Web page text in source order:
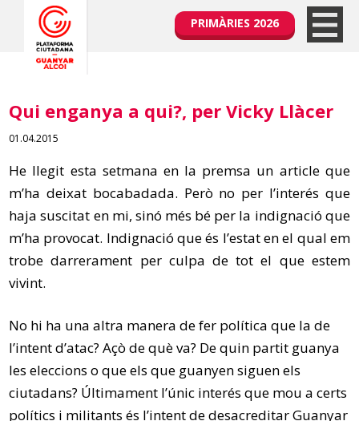
PRIMÀRIES 2026
Qui enganya a qui?, per Vicky Llàcer
01.04.2015
He llegit esta setmana en la premsa un article que
m’ha deixat bocabadada. Però no per l’interés que
haja suscitat en mi, sinó més bé per la indignació que
m’ha provocat. Indignació que és l’estat en el qual em
trobe darrerament per culpa de tot el que estem
vivint.
No hi ha una altra manera de fer política que la de
l’intent d’atac? Açò de què va? De quin partit guanya
les eleccions o que els que guanyen siguen els
ciutadans? Últimament l’únic interés que mou a certs
polítics i militants és l’intent de desacreditar Guanyar